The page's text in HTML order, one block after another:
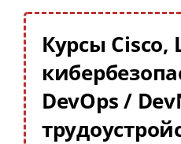
Курсы Cisco,
DevOps /